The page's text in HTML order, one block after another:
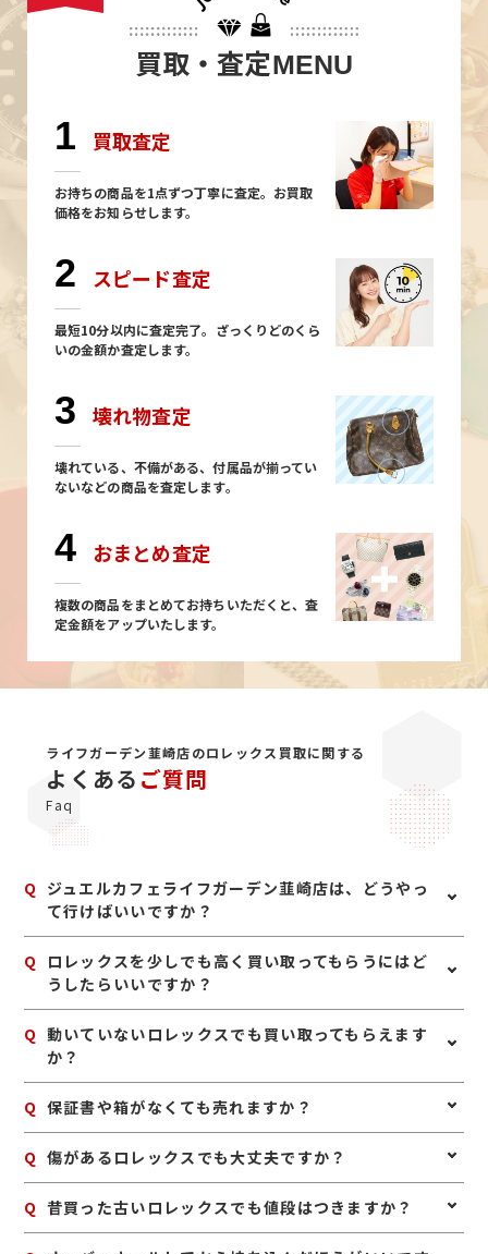
買取・査定MENU
1 買取査定
お持ちの商品を1点ずつ丁寧に査定。お買取
価格をお知らせします。
2 スピード査定
最短10分以内に査定完了。ざっくりどのくら
いの金額か査定します。
3 壊れ物査定
壊れている、不備がある、付属品が揃ってい
ないなどの商品を査定します。
4 おまとめ査定
複数の商品をまとめてお持ちいただくと、査
定金額をアップいたします。
ライフガーデン韮崎店のロレックス買取に関する
よくある ご質問
Faq
Q ジュエルカフェライフガーデン韮崎店は、どうやっ
て行けばいいですか？
A
《電車でお越しの場合》 JR線中央本線「韮崎駅」下車
で徒歩3分、改札を出て直進し階段を降りると、正面に
「ライフガーデンにらさき」が見えます。 《バスでお越
バス停」下車 ※ライフガーデンにらさきショッピングセ
ンター内 ●山梨交通バス 「韮崎駅バス停」下車 徒歩3
「ライフガーデンにらさき」が見えます。 《お車でお越
しの場合》 中央自動車道「韮崎インターチェンジ」より
韮崎市街方面へ（山梨県道27号韮崎昇仙峡線をJR韮崎
駅方面へ走行）車で10分。
Q
ロレックスを少しでも高く買い取ってもらうにはど
うしたらいいですか？
A ロレックスは、箱、保証書、余りコマ、冊子などの付属
品がそろっていると、査定額に良い影響が出る場合があ
モデルは中古市場での需要も高いため、使わないと思っ
た段階で早めに査定へ出すこともポイントです。
Q 動いていないロレックスでも買い取ってもらえます
か？
A はい、不動のロレックスでも査定可能です。故障や長期
す。まずはそのままの状態でご相談ください。
Q 保証書や箱がなくても売れますか？
A はい、本体のみでも査定は可能です。保証書や箱、余り
っていないロレックスがあれば、お気軽にお持ちくださ
い。
Q 傷があるロレックスでも大丈夫ですか？
A はい、傷や使用感があるロレックスでも査定可能です。
Q 昔買った古いロレックスでも値段はつきますか？